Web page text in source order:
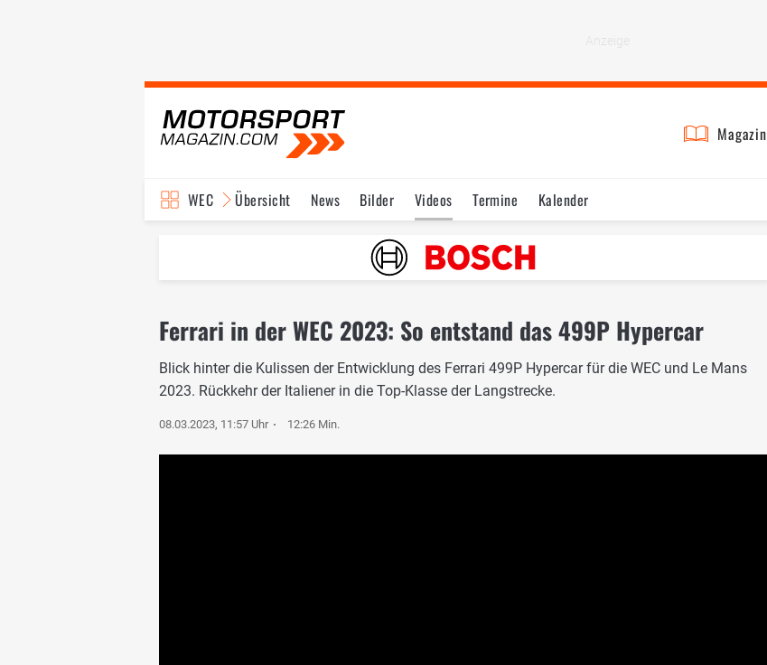
Magazin
WEC Übersicht News Bilder Videos Termine Kalender
Ferrari in der WEC 2023: So entstand das 499P Hypercar
Blick hinter die Kulissen der Entwicklung des Ferrari 499P Hypercar für die WEC und Le Mans
2023. Rückkehr der Italiener in die Top-Klasse der Langstrecke.
08.03.2023, 11:57 Uhr 12:26 Min.